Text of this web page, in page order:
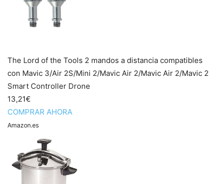
The Lord of the Tools 2 mandos a distancia compatibles
con Mavic 3/Air 2S/Mini 2/Mavic Air 2/Mavic Air 2/Mavic 2
Smart Controller Drone
13,21€
COMPRAR AHORA
Amazon.es